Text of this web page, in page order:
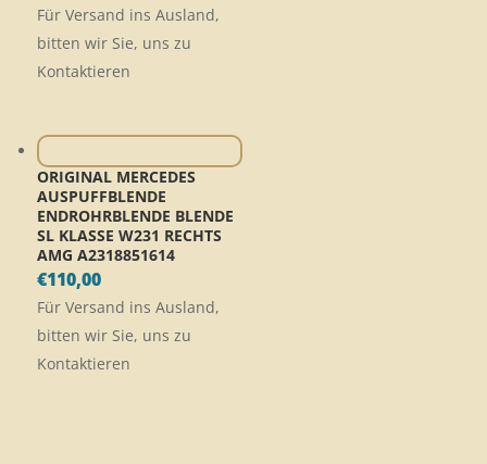
Für Versand ins Ausland,
bitten wir Sie, uns zu
Kontaktieren
ORIGINAL MERCEDES
AUSPUFFBLENDE
ENDROHRBLENDE BLENDE
SL KLASSE W231 RECHTS
AMG A2318851614
€110,00
Für Versand ins Ausland,
bitten wir Sie, uns zu
Kontaktieren